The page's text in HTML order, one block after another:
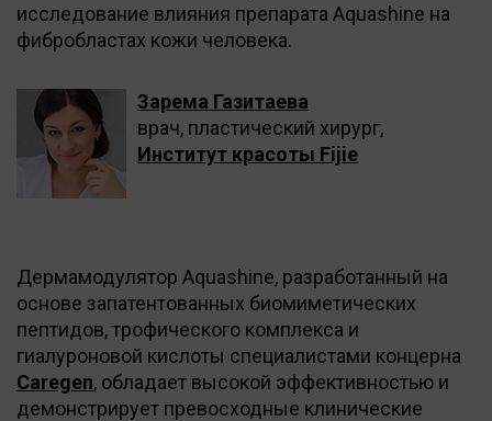
исследование влияния препарата Aquashine на
фибробластах кожи человека.
Зарема Газитаева
врач, пластический хирург,
Институт красоты Fijie
Дермамодулятор Aquashine, разработанный на
основе запатентованных биомиметических
пептидов, трофического комплекса и
гиалуроновой кислоты специалистами концерна
Caregen, обладает высокой эффективностью и
демонстрирует превосходные клинические